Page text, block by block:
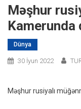
Məşhur
Dünya
30 İyun 2022
Məşhur rusiyalı